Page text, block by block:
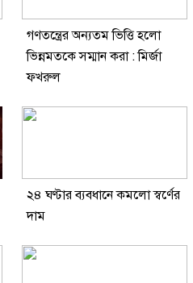
গণতন্ত্রের অন্যতম ভিত্তি হলো
ভিন্নমতকে সম্মান করা : মির্জা
ফখরুল
২৪ ঘণ্টার ব্যবধানে কমলো স্বর্ণের
দাম